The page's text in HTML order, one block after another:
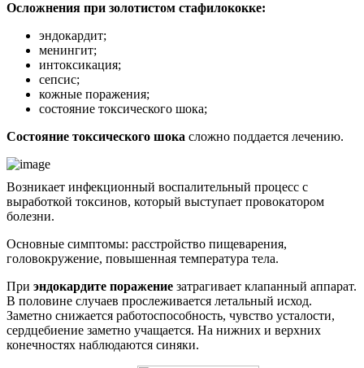
Осложнения при золотистом стафилококке:
эндокардит;
менингит;
интоксикация;
сепсис;
кожные поражения;
состояние токсического шока;
Состояние токсического шока сложно поддается лечению.
Возникает инфекционный воспалительный процесс с
выработкой токсинов, который выступает провокатором
болезни.
Основные симптомы: расстройство пищеварения,
головокружение, повышенная температура тела.
При эндокардите поражение затрагивает клапанный аппарат.
В половине случаев прослеживается летальный исход.
Заметно снижается работоспособность, чувство усталости,
сердцебиение заметно учащается. На нижних и верхних
конечностях наблюдаются синяки.